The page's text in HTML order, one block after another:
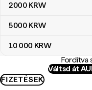
2000 KRW
5000 KRW
10 000 KRW
Fordítva
Váltsd át
FIZETÉSEK